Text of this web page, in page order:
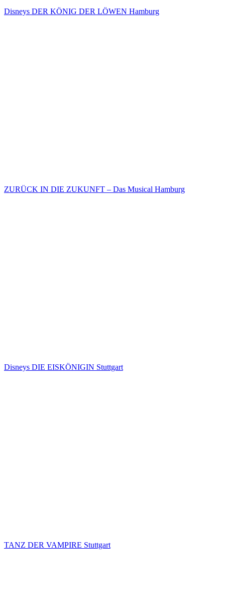
Disneys DER KÖNIG DER LÖWEN Hamburg
ZURÜCK IN DIE ZUKUNFT – Das Musical Hamburg
Disneys DIE EISKÖNIGIN Stuttgart
TANZ DER VAMPIRE Stuttgart